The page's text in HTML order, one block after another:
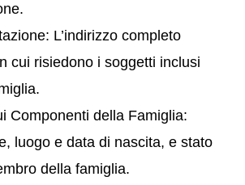
L’indirizzo completo
cui risiedono i soggetti inclusi
Componenti della Famiglia:
luogo e data di nascita, e stato
della famiglia.